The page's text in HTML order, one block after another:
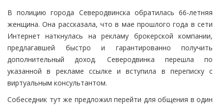
В полицию города Северодвинска обратилась 66-летняя
женщина. Она рассказала, что в мае прошлого года в сети
Интернет наткнулась на рекламу брокерской компании,
предлагавшей быстро и гарантированно получить
дополнительный доход. Северодвинка перешла по
указанной в рекламе ссылке и вступила в переписку с
виртуальным консультантом.
Собеседник тут же предложил перейти для общения в один